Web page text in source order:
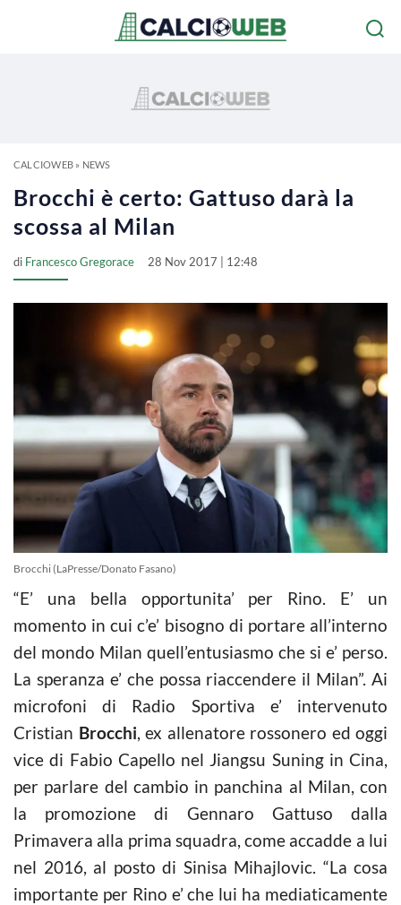
CALCIOWEB» NEWS
Brocchi è certo: Gattuso darà la
scossa al Milan
di Francesco Gregorace 28 Nov 2017 | 12:48
Brocchi (LaPresse/Donato Fasano)
“E’ una bella opportunita’ per Rino. E’ un
momento in cui c’e’ bisogno di portare all’interno
del mondo Milan quell’entusiasmo che si e’ perso.
La speranza e’ che possa riaccendere il Milan”. Ai
microfoni di Radio Sportiva e’ intervenuto
Cristian Brocchi, ex allenatore rossonero ed oggi
vice di Fabio Capello nel Jiangsu Suning in Cina,
per parlare del cambio in panchina al Milan, con
la promozione di Gennaro Gattuso dalla
Primavera alla prima squadra, come accadde a lui
nel 2016, al posto di Sinisa Mihajlovic. “La cosa
importante per Rino e’ che lui ha mediaticamente